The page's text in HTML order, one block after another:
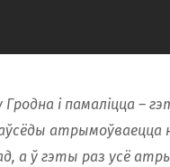
Гродна і памаліцца –
атрымоўваецца
а ў гэты раз усё